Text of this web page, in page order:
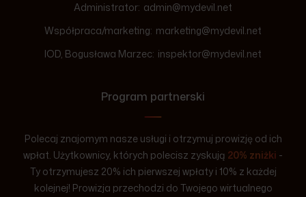
Program partnerski
Polecaj znajomym nasze usługi i otrzymuj prowizję od ich
wpłat. Użytkownicy, których polecisz zyskują 20% zniżki -
Ty otrzymujesz 20% ich pierwszej wpłaty i 10% z każdej
kolejnej! Prowizja przechodzi do Twojego wirtualnego
Administrator: admin@mydevil.net
Współpraca/marketing: marketing@mydevil.net
IOD, Bogusława Marzec: inspektor@mydevil.net